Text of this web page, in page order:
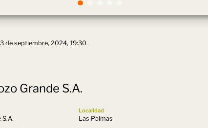
de septiembre, 2024, 19:30.
Grande S.A.
S.A.
Localidad
Las Palmas